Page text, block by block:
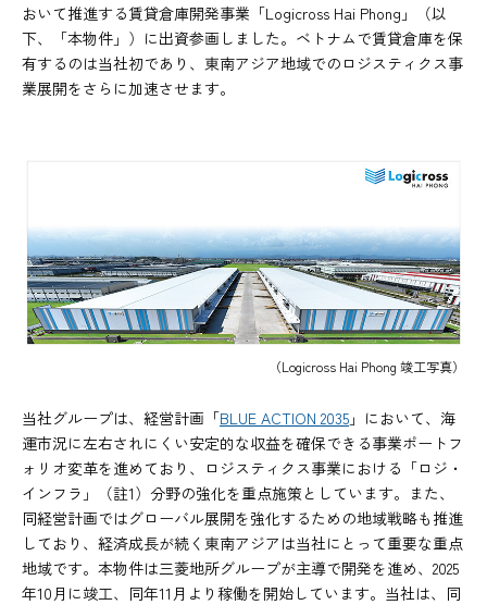
おいて推進する賃貸倉庫開発事業「Logicross Hai Phong」（以
下、「本物件」）に出資参画しました。ベトナムで賃貸倉庫を保
有するのは当社初であり、東南アジア地域でのロジスティクス事
業展開をさらに加速させます。
（Logicross Hai Phong 竣工写真）
当社グループは、経営計画「BLUE ACTION 2035 」において、海
運市況に左右されにくい安定的な収益を確保できる事業ポートフ
ォリオ変革を進めており、ロジスティクス事業における「ロジ・
インフラ」（註1）分野の強化を重点施策としています。また、
同経営計画ではグローバル展開を強化するための地域戦略も推進
しており、経済成長が続く東南アジアは当社にとって重要な重点
地域です。本物件は三菱地所グループが主導で開発を進め、2025
年10月に竣工、同年11月より稼働を開始しています。当社は、同